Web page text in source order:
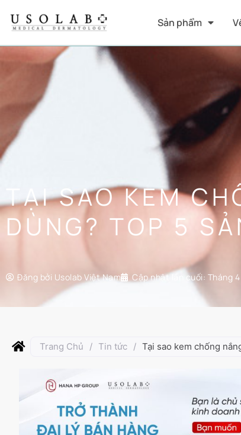
Sản phẩm
TẠI SAO KEM
DÙNG? TOP 5
Đăng bởi Usolab Việt Nam Cập nhật lần cuối: Tháng
Trang Chủ / Tin tức / Tại sao kem chống